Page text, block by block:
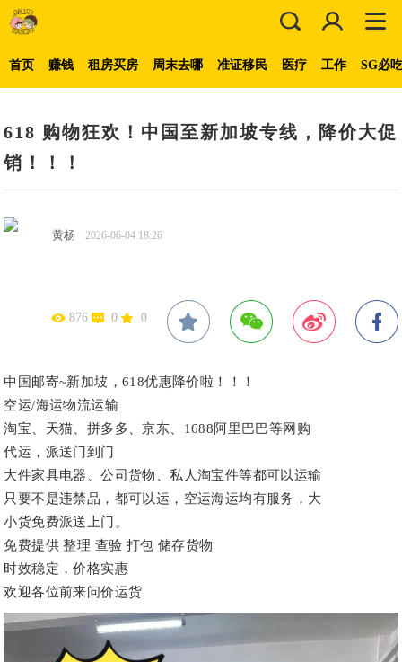
首页 赚钱 租房买房 周末去哪 准证移民 医疗 工作 SG必
618 购物狂欢！中国至新加坡专线，降价大促
销！！！
黄杨 2026-06-04 18:26
876 0 0
中国邮寄~新加坡，618优惠降价啦！！！
空运/海运物流运输
淘宝、天猫、拼多多、京东、1688阿里巴巴等网购
代运，派送门到门
大件家具电器、公司货物、私人淘宝件等都可以运输
只要不是违禁品，都可以运，空运海运均有服务，大
小货免费派送上门。
免费提供 整理 查验 打包 储存货物
时效稳定，价格实惠
欢迎各位前来问价运货